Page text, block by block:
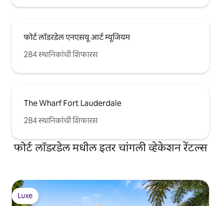
फोर्ट लॉडरडेल एनएसयू आर्ट म्यूजियम
284 स्थानिकांची शिफारस
The Wharf Fort Lauderdale
284 स्थानिकांची शिफारस
फोर्ट लॉडरडेल मधील इतर चांगली व्हेकेशन रेंटल्स
Luxe
Luxe